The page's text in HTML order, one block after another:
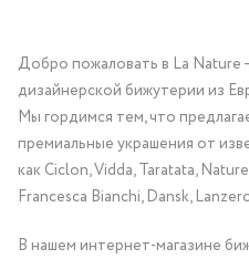
Добро пожаловать в La Nature
дизайнерской бижутерии из
Мы гордимся тем, что
премиальные украшения от
как Ciclon, Vidda, Taratata,
Francesca Bianchi, Dansk,
В нашем интернет-магазине